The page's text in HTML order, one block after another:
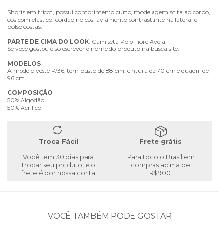
Shorts em tricot, possui comprimento curto, modelagem solta ao corpo,
cós com elástico, cordão no cós, aviamento contrastante na lateral e
bolso costas.
PARTE DE CIMA DO LOOK: Camiseta Polo Fiore Aveia.
Se você gostou é só escrever o nome do produto na busca site.
MODELOS
A modelo veste P/36, tem busto de 88 cm, cintura de 70 cm e quadril de
96 cm.
COMPOSIÇÃO
50% Algodão
50% Acrílico
Troca Fácil
Você tem 30 dias para
trocar seu produto, e o
frete é por nossa conta
Frete grátis
Para todo o Brasil em
compras acima de
R$900.
VOCÊ TAMBÉM PODE GOSTAR